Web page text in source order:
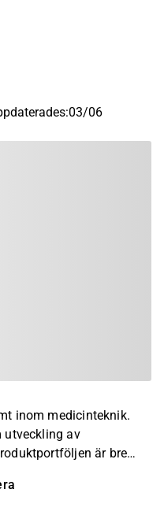
:03/06
inom medicinteknik.
utveckling av
är bred